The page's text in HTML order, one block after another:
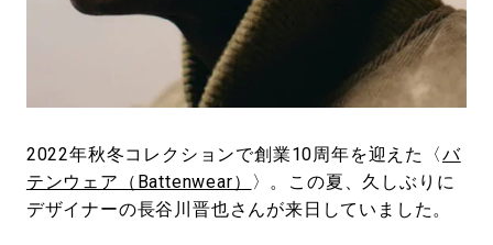
2022年秋冬コレクションで創業10周年を迎えた〈バ
テンウェア（Battenwear）
〉。この夏、久しぶりに
デザイナーの長谷川晋也さんが来日していました。